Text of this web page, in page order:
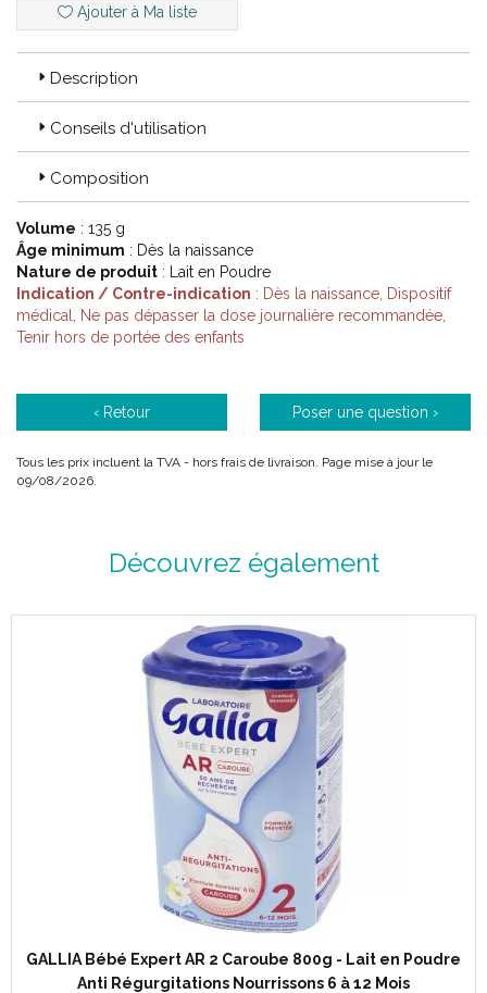
Code ACL : 9200909
Ajouter à Ma liste
Description
Conseils d'utilisation
Composition
Volume : 135 g
Âge minimum : Dès la naissance
Nature de produit : Lait en Poudre
Indication / Contre-indication : Dès la naissance, Dispositif
médical, Ne pas dépasser la dose journalière recommandée,
Tenir hors de portée des enfants
‹ Retour Poser une question ›
Tous les prix incluent la TVA - hors frais de livraison. Page mise à jour le
09/08/2026.
Découvrez également
GALLIA Bébé Expert AR 2 Caroube 800g - Lait en Poudre
Anti Régurgitations Nourrissons 6 à 12 Mois